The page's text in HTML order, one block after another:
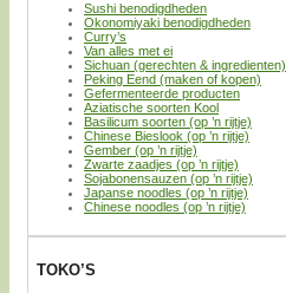
Sushi benodigdheden
Okonomiyaki benodigdheden
Curry’s
Van alles met ei
Sichuan (gerechten & ingredienten)
Peking Eend (maken of kopen)
Gefermenteerde producten
Aziatische soorten Kool
Basilicum soorten (op ’n rijtje)
Chinese Bieslook (op ’n rijtje)
Gember (op ’n rijtje)
Zwarte zaadjes (op ’n rijtje)
Sojabonensauzen (op ’n rijtje)
Japanse noodles (op ’n rijtje)
Chinese noodles (op ’n rijtje)
TOKO’S